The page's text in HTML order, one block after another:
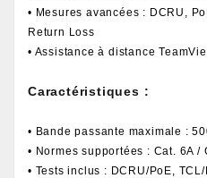
• Mesures avancées : DCRU,
Return Loss
• Assistance à distance
Caractéristiques :
• Bande passante maximale :
• Normes supportées : Cat. 6A
• Tests inclus : DCRU/PoE,